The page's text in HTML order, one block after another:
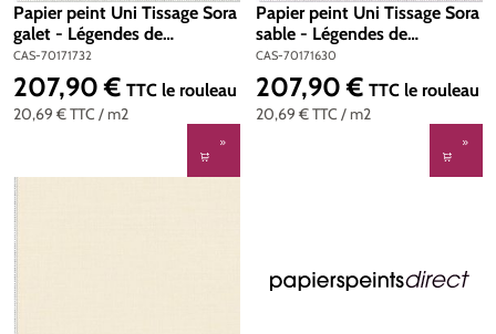
Papier peint Uni Tissage Sora
galet - Légendes de
Casamance | Réf. CAS-
70171732
CAS-70171732
20,69 €TTC / m2
Prix régulier :
207,90 € TTC le rouleau
Papier peint Uni Tissage Sora
sable - Légendes de
Casamance | Réf. CAS-
70171630
CAS-70171630
20,69 €TTC / m2
Prix régulier :
207,90 € TTC le rouleau